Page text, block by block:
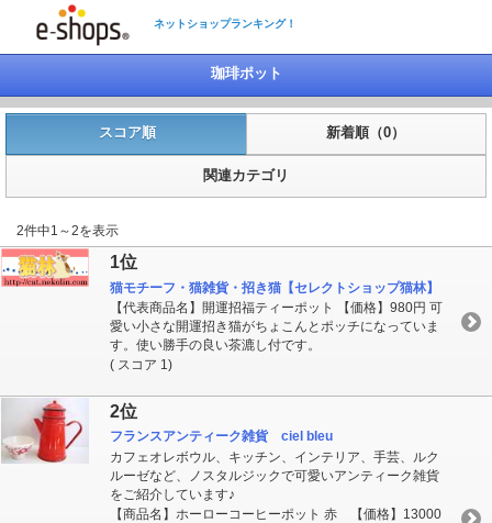
ネットショップランキング！
珈琲ポット
スコア順 新着順（0）
関連カテゴリ
2件中1～2を表示
1位
猫モチーフ・猫雑貨・招き猫【セレクトショップ猫林】
【代表商品名】開運招福ティーポット 【価格】980円 可
愛い小さな開運招き猫がちょこんとポッチになっていま
す。使い勝手の良い茶漉し付です。
( スコア 1)
2位
フランスアンティーク雑貨 ciel bleu
カフェオレボウル、キッチン、インテリア、手芸、ルク
ルーゼなど、ノスタルジックで可愛いアンティーク雑貨
をご紹介しています♪
【商品名】ホーローコーヒーポット 赤 【価格】13000